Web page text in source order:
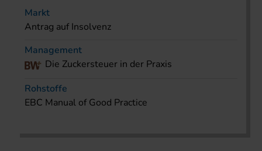
Markt
Antrag auf Insolvenz
Management
Die Zuckersteuer in der Praxis
Rohstoffe
EBC Manual of Good Practice